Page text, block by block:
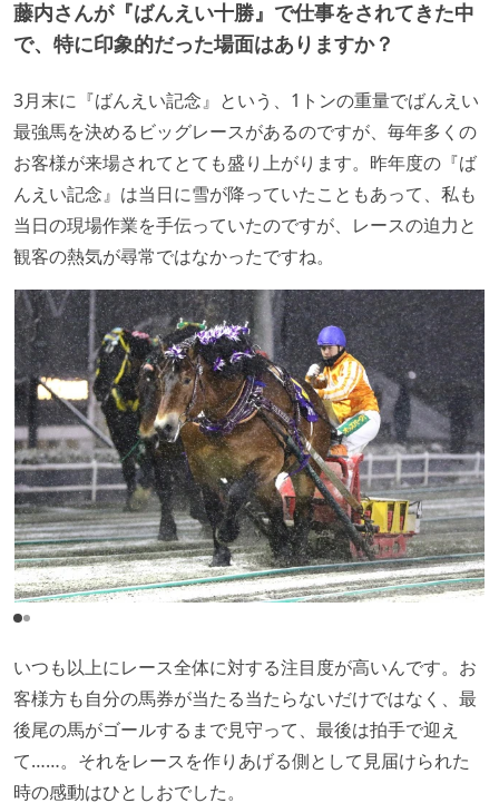
藤内さんが『ばんえい十勝』で仕事をされてきた中
で、特に印象的だった場面はありますか？
3月末に『ばんえい記念』という、1トンの重量でばんえい
最強馬を決めるビッグレースがあるのですが、毎年多くの
お客様が来場されてとても盛り上がります。昨年度の『ば
んえい記念』は当日に雪が降っていたこともあって、私も
当日の現場作業を手伝っていたのですが、レースの迫力と
観客の熱気が尋常ではなかったですね。
いつも以上にレース全体に対する注目度が高いんです。お
客様方も自分の馬券が当たる当たらないだけではなく、最
後尾の馬がゴールするまで見守って、最後は拍手で迎え
て……。それをレースを作りあげる側として見届けられた
時の感動はひとしおでした。